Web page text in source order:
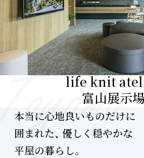
life knit
富山展示
本当に心地良いものだけに
囲まれた、 優しく穏やかな
平屋の暮らし。